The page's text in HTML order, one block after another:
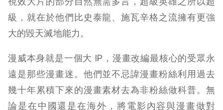
級，就在於他們比史泰龍、施瓦辛格之流擁有更強
大的毀天滅地能力。
漫威本身就是一個大 IP，漫畫改編最核心的受眾永
遠是那些漫畫迷。他們並不忌諱漫畫粉絲利用過去
幾十年累積下來的漫畫素材去為非粉絲做科普。無
論是在中國還是在海外，將電影內容與漫畫做對